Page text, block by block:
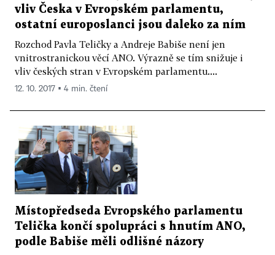
vliv Česka v Evropském parlamentu,
ostatní europoslanci jsou daleko za ním
Rozchod Pavla Teličky a Andreje Babiše není jen
vnitrostranickou věcí ANO. Výrazně se tím snižuje i
vliv českých stran v Evropském parlamentu....
12. 10. 2017 ▪ 4 min. čtení
Místopředseda Evropského parlamentu
Telička končí spolupráci s hnutím ANO,
podle Babiše měli odlišné názory